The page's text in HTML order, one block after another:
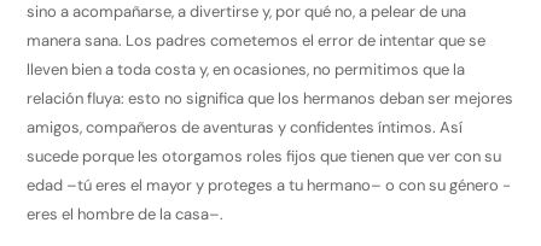
sino a acompañarse, a divertirse y, por qué no, a pelear de una
manera sana. Los padres cometemos el error de intentar que se
lleven bien a toda costa y, en ocasiones, no permitimos que la
relación fluya: esto no significa que los hermanos deban ser mejores
amigos, compañeros de aventuras y confidentes íntimos. Así
sucede porque les otorgamos roles fijos que tienen que ver con su
edad –tú eres el mayor y proteges a tu hermano– o con su género -
eres el hombre de la casa–.